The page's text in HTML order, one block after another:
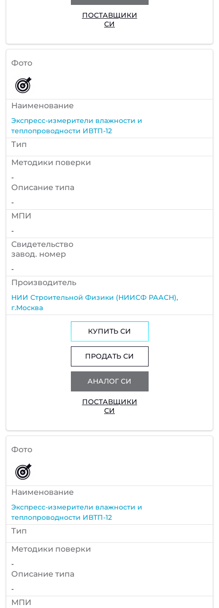
ПОСТАВЩИКИ
СИ
Фото
Наименование
Экспресс-измерители влажности и
теплопроводности ИВТП-12
Тип
Методики поверки
-
Описание типа
-
МПИ
-
Cвидетельство
завод. номер
-
Производитель
НИИ Строительной Физики (НИИСФ РААСН),
г.Москва
КУПИТЬ СИ
ПРОДАТЬ СИ
АНАЛОГ СИ
ПОСТАВЩИКИ
СИ
Фото
Наименование
Экспресс-измерители влажности и
теплопроводности ИВТП-12
Тип
Методики поверки
-
Описание типа
-
МПИ